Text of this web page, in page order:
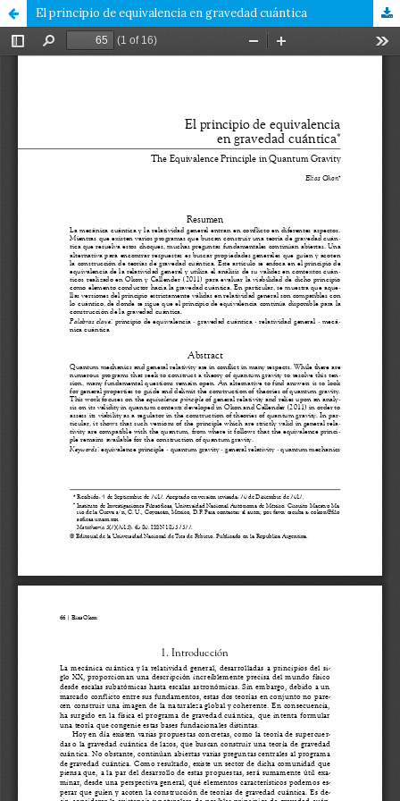
El principio de equivalencia en gravedad cuántica